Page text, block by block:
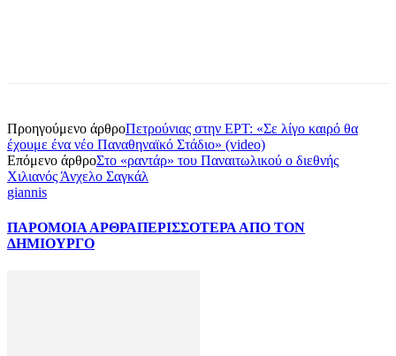
Προηγούμενο άρθροΠετρούνιας στην ΕΡΤ: «Σε λίγο καιρό θα
έχουμε ένα νέο Παναθηναϊκό Στάδιο» (video)
Επόμενο άρθροΣτο «ραντάρ» του Παναιτωλικού ο διεθνής
Χιλιανός Άνχελο Σαγκάλ
giannis
ΠΑΡΟΜΟΙΑ ΑΡΘΡΑΠΕΡΙΣΣΟΤΕΡΑ ΑΠΟ ΤΟΝ
ΔΗΜΙΟΥΡΓΟ